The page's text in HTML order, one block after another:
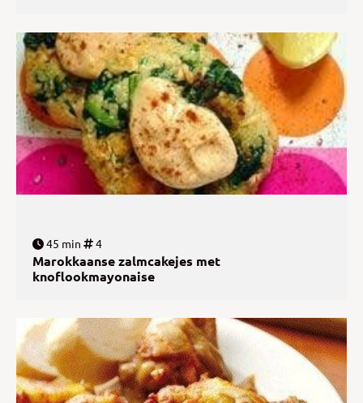
45 min 4
Marokkaanse zalmcakejes met
knoflookmayonaise